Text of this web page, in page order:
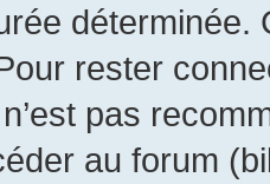
déterminée.
rester
pas
au forum